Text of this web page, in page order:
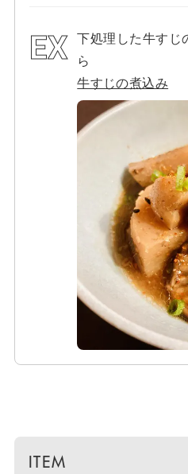
下処理した牛すじ
ら
牛すじの煮込み